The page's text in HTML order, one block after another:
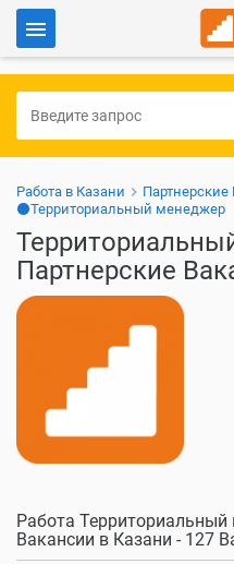
Для работодателей
Работа в Казани
Партнерские
⚫Территориальный менеджер
Партнерские
Работа
Вакансии в Казани - 127